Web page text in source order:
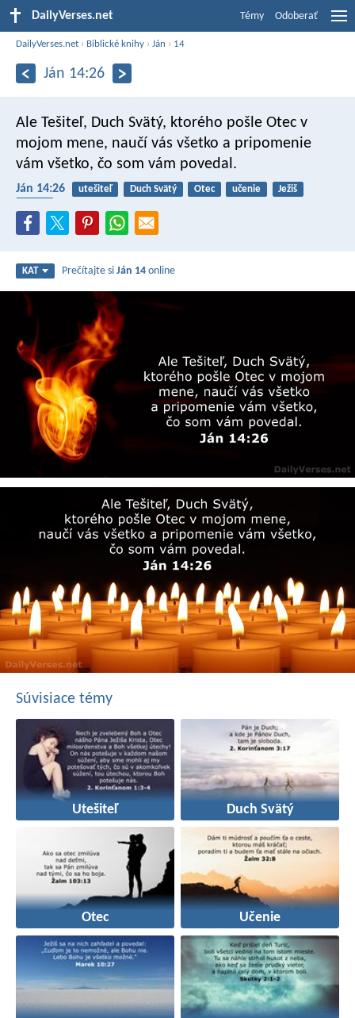
DailyVerses.net Témy Odoberať
DailyVerses.net › Biblické knihy ›Ján › 14
Ján 14:26
Ale Tešiteľ, Duch Svätý, ktorého pošle Otec v
mojom mene, naučí vás všetko a pripomenie
vám všetko, čo som vám povedal.
Ján 14:26 utešiteľ Duch Svätý Otec učenie
Ježiš
KAT Prečítajte siJán 14 online
Súvisiace témy
Utešiteľ Duch Svätý
Otec Učenie